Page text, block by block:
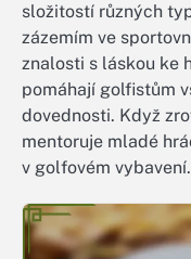
složitostí různých
zázemím ve
znalosti s láskou ke
pomáhají golfistům
dovednosti. Když
mentoruje mladé
v golfovém vybavení.